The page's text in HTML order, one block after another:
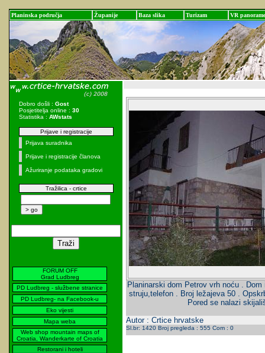
Planinska područja Županije Baza slika Turizam VR panorame
Dobro došli : Gost
Posjetitelja online : 30
Statistika : AWstats
Prijave i registracije
Prijava suradnika
Prijave i registracije članova
Ažuriranje podataka gradovi
Tražilica - crtice
FORUM OFF
Grad Ludbreg
PD Ludbreg - službene stranice
PD Ludbreg- na Facebook-u
Eko vijesti
Mapa weba
Web shop mountain maps of
Croatia, Wanderkarte of Croatia
Restorani i hoteli
Planinarski dom Petrov vrh noću .
struju,telefon . Broj ležajeva 50 .
Pored se nalazi
Autor : Crtice hrvatske
Sl.br: 1420 Broj pregleda : 555 Com : 0